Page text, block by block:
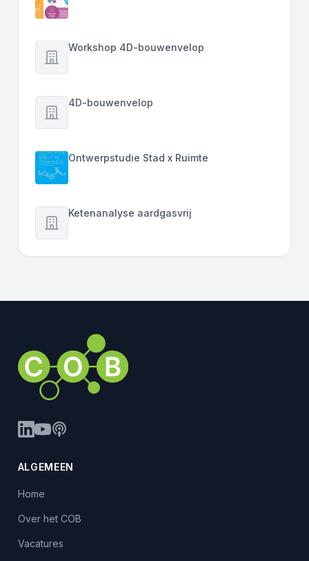
Workshop 4D-bouwenvelop
4D-bouwenvelop
Ontwerpstudie Stad x Ruimte
Ketenanalyse aardgasvrij
ALGEMEEN
Home
Over het COB
Vacatures